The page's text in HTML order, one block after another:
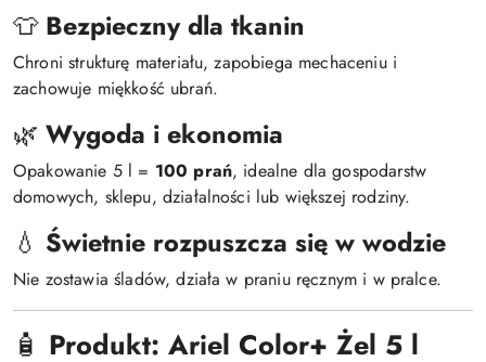
👕 Bezpieczny dla tkanin
Chroni strukturę materiału, zapobiega mechaceniu i
zachowuje miękkość ubrań.
🌿 Wygoda i ekonomia
Opakowanie 5 l = 100 prań, idealne dla gospodarstw
domowych, sklepu, działalności lub większej rodziny.
💧 Świetnie rozpuszcza się w wodzie
Nie zostawia śladów, działa w praniu ręcznym i w pralce.
🧴 Produkt: Ariel Color+ Żel 5 l